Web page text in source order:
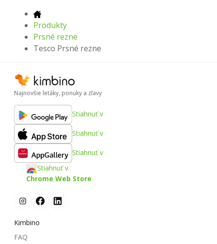
Produkty
Prsné rezne
Tesco Prsné rezne
Najnovšie letáky, ponuky a zľavy
Stiahnuť v
Stiahnuť v
Stiahnuť v
Stiahnuť v
Chrome Web Store
Kimbino
FAQ